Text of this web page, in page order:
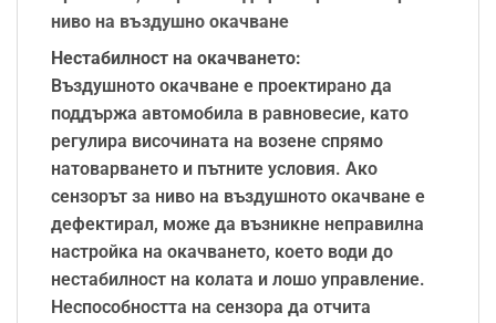
ниво на въздушно окачване
Нестабилност на окачването:
Въздушното окачване е проектирано да
поддържа автомобила в равновесие, като
регулира височината на возене спрямо
натоварването и пътните условия. Ако
сензорът за ниво на въздушното окачване е
дефектирал, може да възникне неправилна
настройка на окачването, което води до
нестабилност на колата и лошо управление.
Неспособността на сензора да отчита